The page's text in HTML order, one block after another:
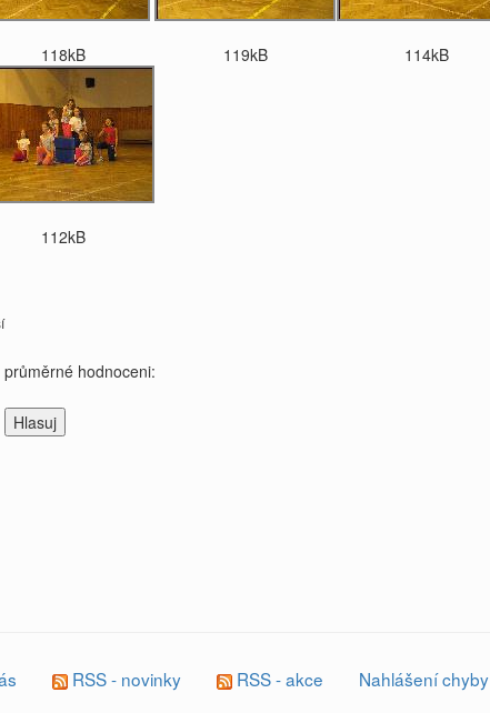
118kB 119kB 114kB
112kB
průměrné hodnoceni:
RSS - novinky RSS - akce Nahlášení chyby